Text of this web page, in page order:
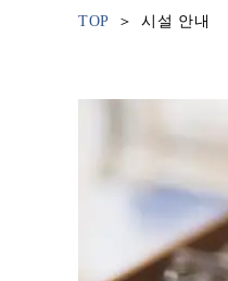
TOP 시설 안내